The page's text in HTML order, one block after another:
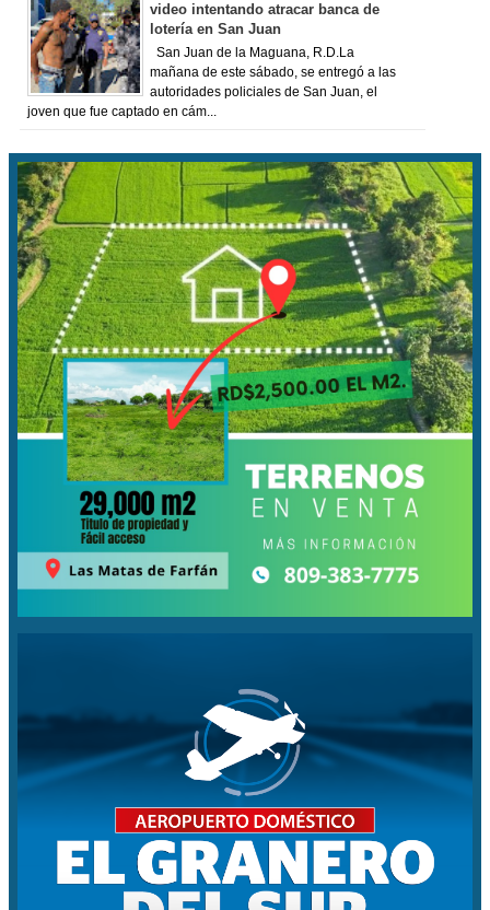
video intentando atracar banca de
lotería en San Juan
San Juan de la Maguana, R.D.La
mañana de este sábado, se entregó a las
autoridades policiales de San Juan, el
joven que fue captado en cám...